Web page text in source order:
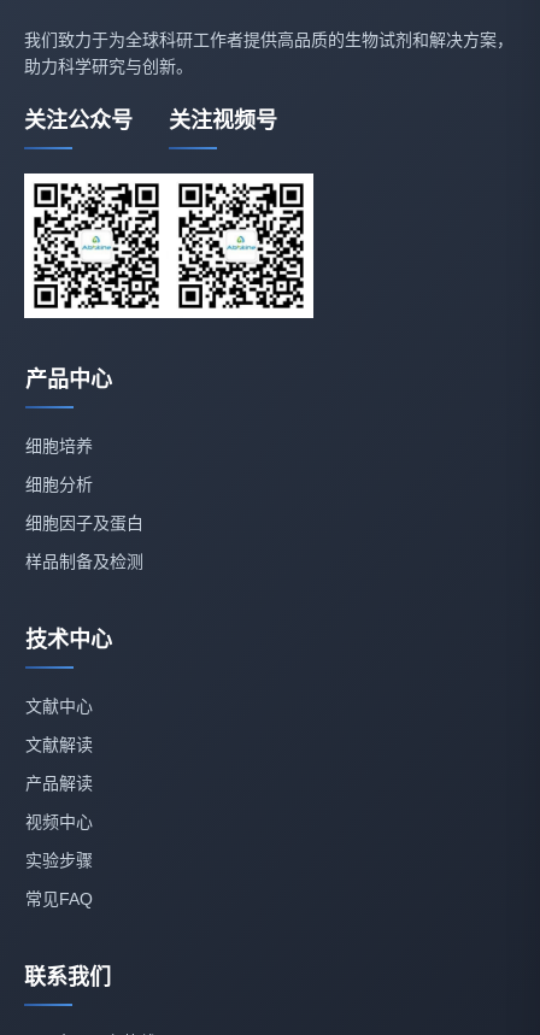
我们致力于为全球科研工作者提供高品质的生物试剂和解决方案，
助力科学研究与创新。
关注公众号 关注视频号
产品中心
细胞培养
细胞分析
细胞因子及蛋白
样品制备及检测
技术中心
文献中心
文献解读
产品解读
视频中心
实验步骤
常见FAQ
联系我们